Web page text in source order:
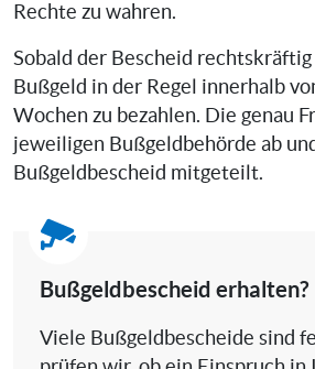
Rechte zu wahren.
Sobald der Bescheid
Bußgeld in der Regel innerhalb
Wochen zu bezahlen. Die genau
jeweiligen Bußgeldbehörde ab
Bußgeldbescheid mitgeteilt.
Bußgeldbescheid erhalten?
Viele Bußgeldbescheide sind